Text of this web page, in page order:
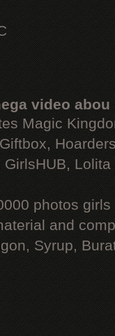
video abou
Magic
Lolita
photos
and
Syrup,